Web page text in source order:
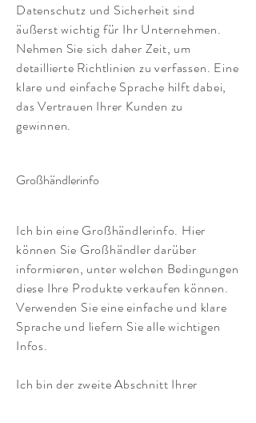
Datenschutz und Sicherheit sind
äußerst wichtig für Ihr Unternehmen.
Nehmen Sie sich daher Zeit, um
detaillierte Richtlinien zu verfassen. Eine
klare und einfache Sprache hilft dabei,
das Vertrauen Ihrer Kunden zu
gewinnen.
Großhändlerinfo
Ich bin eine Großhändlerinfo. Hier
können Sie Großhändler darüber
informieren, unter welchen Bedingungen
diese Ihre Produkte verkaufen können.
Verwenden Sie eine einfache und klare
Sprache und liefern Sie alle wichtigen
Infos.
Ich bin der zweite Abschnitt Ihrer